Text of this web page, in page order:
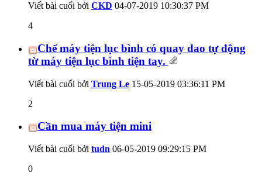
Viết bài cuối bởi CKD 04-07-2019 10:30:37 PM
4
Chế máy tiện lục bình có quay dao tự động
từ máy tiện lục bình tiện tay.
Viết bài cuối bởi Trung Le 15-05-2019 03:36:11 PM
2
Cần mua máy tiện mini
Viết bài cuối bởi tudn 06-05-2019 09:29:15 PM
0